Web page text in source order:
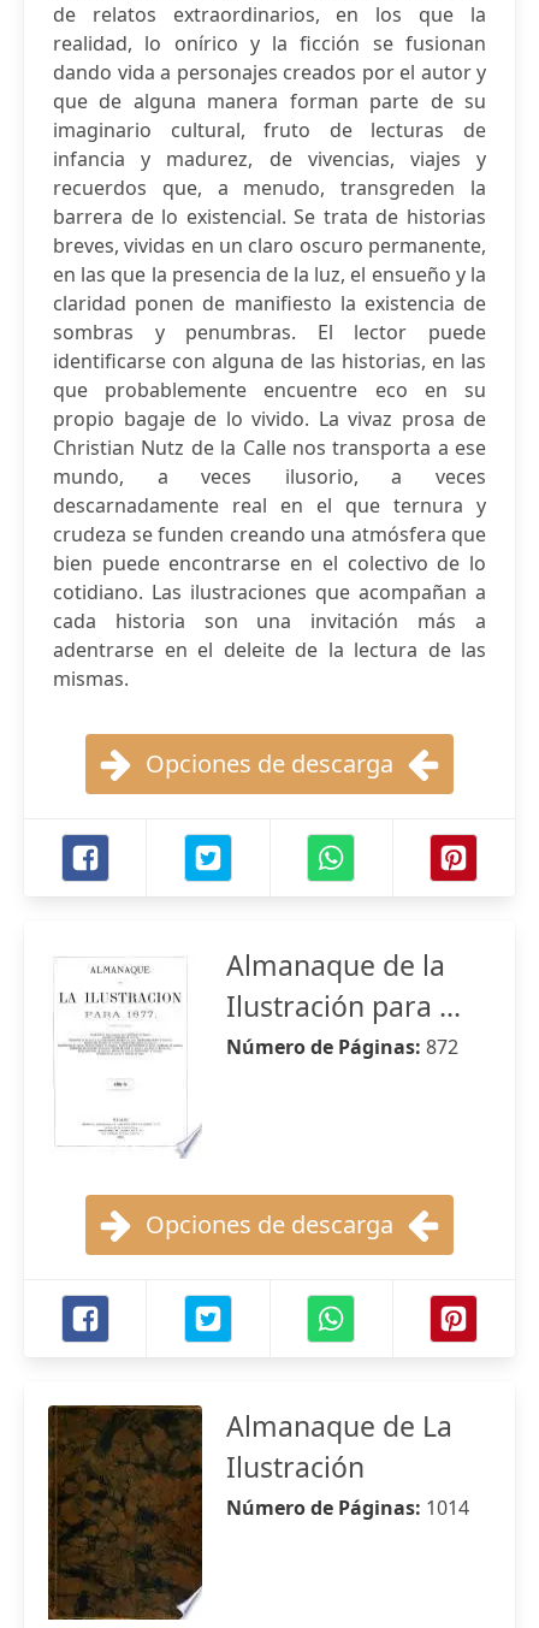
de relatos extraordinarios, en los que la
realidad, lo onírico y la ficción se fusionan
dando vida a personajes creados por el autor y
que de alguna manera forman parte de su
imaginario cultural, fruto de lecturas de
infancia y madurez, de vivencias, viajes y
recuerdos que, a menudo, transgreden la
barrera de lo existencial. Se trata de historias
breves, vividas en un claro oscuro permanente,
en las que la presencia de la luz, el ensueño y la
claridad ponen de manifiesto la existencia de
sombras y penumbras. El lector puede
identificarse con alguna de las historias, en las
que probablemente encuentre eco en su
propio bagaje de lo vivido. La vivaz prosa de
Christian Nutz de la Calle nos transporta a ese
mundo, a veces ilusorio, a veces
descarnadamente real en el que ternura y
crudeza se funden creando una atmósfera que
bien puede encontrarse en el colectivo de lo
cotidiano. Las ilustraciones que acompañan a
cada historia son una invitación más a
adentrarse en el deleite de la lectura de las
mismas.
Opciones de descarga
Almanaque de la
Ilustración para ...
Número de Páginas: 872
Opciones de descarga
Almanaque de La
Ilustración
Número de Páginas: 1014